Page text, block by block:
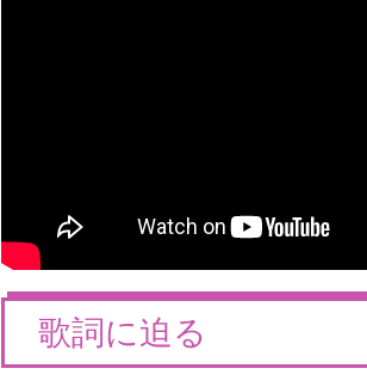
歌詞に迫る